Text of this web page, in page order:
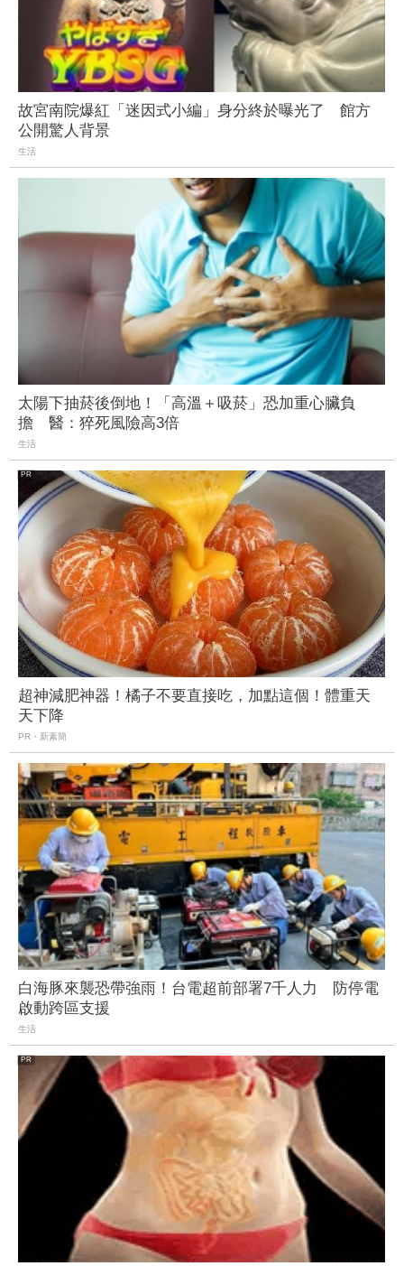
故宮南院爆紅「迷因式小編」身分終於曝光了 館方
公開驚人背景
生活
太陽下抽菸後倒地！「高溫＋吸菸」恐加重心臟負
擔 醫：猝死風險高3倍
生活
超神減肥神器！橘子不要直接吃，加點這個！體重天
天下降
PR・新素簡
白海豚來襲恐帶強雨！台電超前部署7千人力 防停電
啟動跨區支援
生活